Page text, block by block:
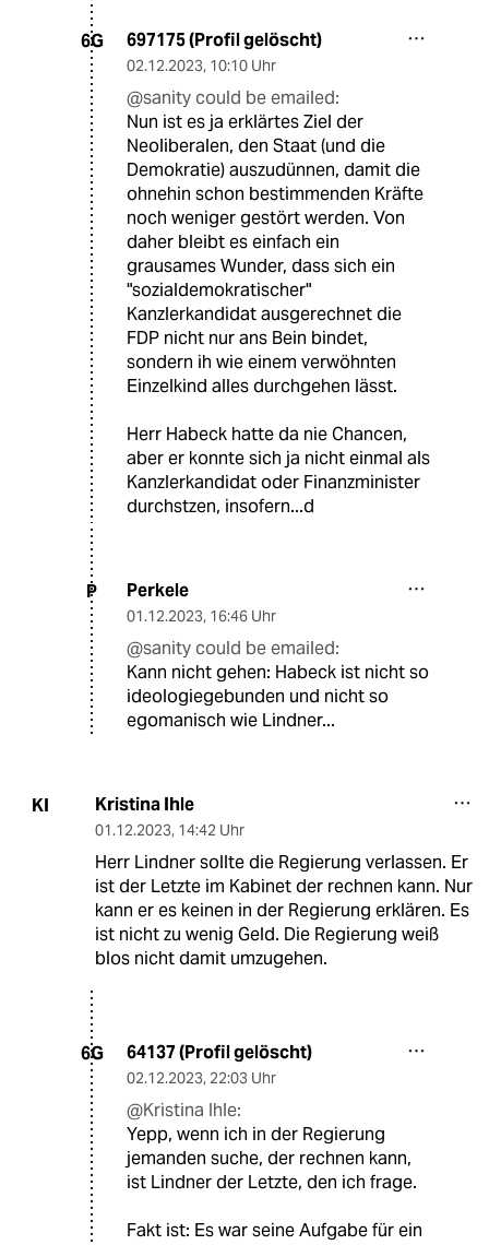
6G 697175 (Profil gelöscht)
02.12.2023, 10:10 Uhr
@sanity could be emailed:
Nun ist es ja erklärtes Ziel der
Neoliberalen, den Staat (und die
Demokratie) auszudünnen, damit die
ohnehin schon bestimmenden Kräfte
noch weniger gestört werden. Von
daher bleibt es einfach ein
grausames Wunder, dass sich ein
"sozialdemokratischer"
Kanzlerkandidat ausgerechnet die
FDP nicht nur ans Bein bindet,
sondern ih wie einem verwöhnten
Einzelkind alles durchgehen lässt.
Herr Habeck hatte da nie Chancen,
aber er konnte sich ja nicht einmal als
Kanzlerkandidat oder Finanzminister
durchstzen, insofern...d
P Perkele
01.12.2023, 16:46 Uhr
@sanity could be emailed:
Kann nicht gehen: Habeck ist nicht so
ideologiegebunden und nicht so
egomanisch wie Lindner...
KI Kristina Ihle
01.12.2023, 14:42 Uhr
Herr Lindner sollte die Regierung verlassen. Er
ist der Letzte im Kabinet der rechnen kann. Nur
kann er es keinen in der Regierung erklären. Es
ist nicht zu wenig Geld. Die Regierung weiß
blos nicht damit umzugehen.
6G 64137 (Profil gelöscht)
02.12.2023, 22:03 Uhr
@Kristina Ihle:
Yepp, wenn ich in der Regierung
jemanden suche, der rechnen kann,
ist Lindner der Letzte, den ich frage.
Fakt ist: Es war seine Aufgabe für ein